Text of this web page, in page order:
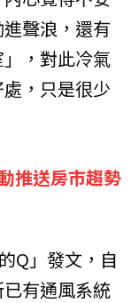
聲浪，還有
，對此冷氣
，只是很少
推送房市趨勢
Q」發文，自
有通風系統